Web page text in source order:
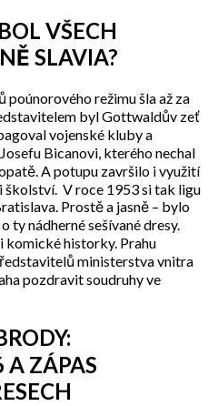
VŠECH
SLAVIA?
režimu šla až za
byl Gottwaldův zeť
vojenské kluby a
Bicanovi, kterého nechal
A potupu završilo i využití
školství. V roce 1953 si tak ligu
Prostě a jasně – bylo
ty nádherné sešívané dresy.
komické historky. Prahu
ministerstva vnitra
pozdravit soudruhy ve
ZÁPAS